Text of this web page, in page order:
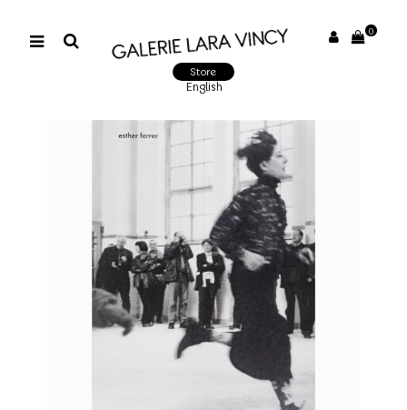
0
Store
English